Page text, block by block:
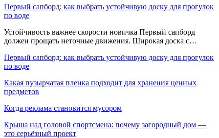
Первый сапборд: как выбрать устойчивую доску для прогулок
по воде
Устойчивость важнее скорости новичка Первый сапборд
должен прощать неточные движения. Широкая доска с…
Первый сапборд: как выбрать устойчивую доску для прогулок
по воде
Какая пузырчатая пленка подходит для хранения ценных
предметов
Когда реклама становится мусором
Крыша над головой спортсмена: почему загородный дом —
это серьёзный проект